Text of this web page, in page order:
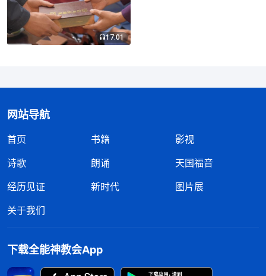
17:01
网站导航
首页 书籍
影视
诗歌
朗诵
天国福音
经历见证
新时代
图片展
关于我们
下载全能神教会App